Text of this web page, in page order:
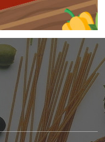
do Mar
sorvetes